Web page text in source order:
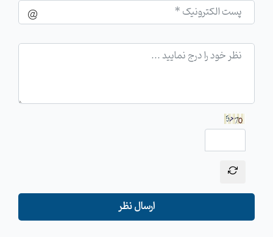
ارسال نظر